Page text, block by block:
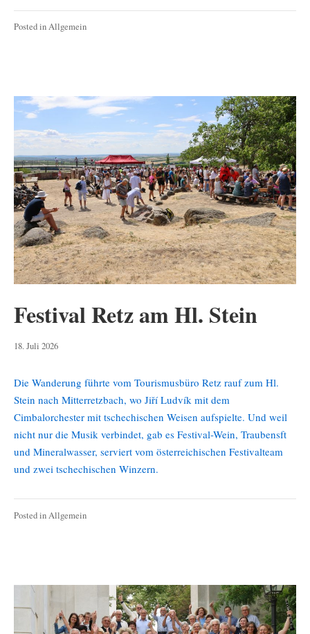
Posted inAllgemein
Festival Retz am Hl. Stein
18. Juli 202618.
Die Wanderung führte vom Tourismusbüro Retz rauf zum Hl.
Stein nach Mitterretzbach, wo Jiří Ludvík mit dem
Cimbalorchester mit tschechischen Weisen aufspielte. Und weil
nicht nur die Musik verbindet, gab es Festival-Wein, Traubensft
und Mineralwasser, serviert vom österreichischen Festivalteam
und zwei tschechischen Winzern.
Posted inAllgemein